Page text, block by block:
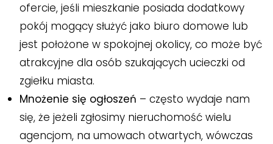
ofercie, jeśli mieszkanie posiada dodatkowy
pokój mogący służyć jako biuro domowe lub
jest położone w spokojnej okolicy, co może być
atrakcyjne dla osób szukających ucieczki od
zgiełku miasta.
Mnożenie się ogłoszeń – często wydaje nam
się, że jeżeli zgłosimy nieruchomość wielu
agencjom, na umowach otwartych, wówczas